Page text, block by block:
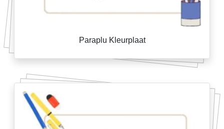
Paraplu Kleurplaat